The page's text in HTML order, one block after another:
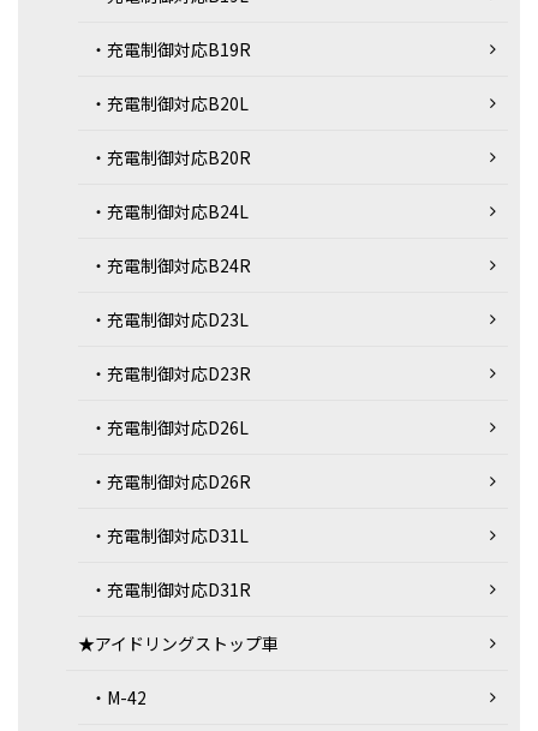
・充電制御対応B19R
・充電制御対応B20L
・充電制御対応B20R
・充電制御対応B24L
・充電制御対応B24R
・充電制御対応D23L
・充電制御対応D23R
・充電制御対応D26L
・充電制御対応D26R
・充電制御対応D31L
・充電制御対応D31R
★アイドリングストップ車
・M-42